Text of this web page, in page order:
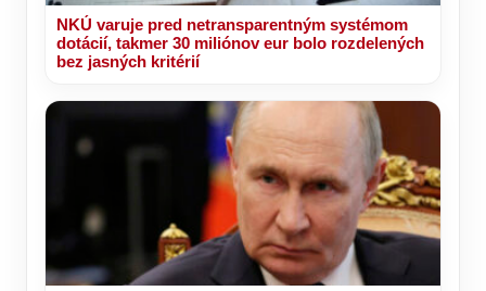
NKÚ varuje pred netransparentným systémom
dotácií, takmer 30 miliónov eur bolo rozdelených
bez jasných kritérií